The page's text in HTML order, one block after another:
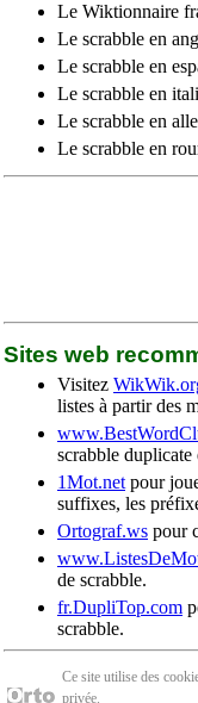
Le Wiktionnaire
Le scrabble en
Le scrabble en
Le scrabble en
Le scrabble en
Le scrabble en
Sites web
Visitez
listes à partir des
scrabble duplicate
1Mot.net pour
suffixes, les
Ortograf.ws pour
de scrabble.
fr.DupliTop.com
scrabble.
Ce site utilise des
privée.